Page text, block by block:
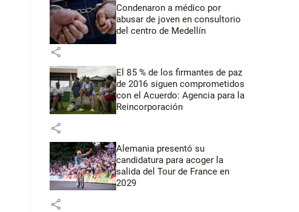
Condenaron a médico por
abusar de joven en consultorio
del centro de Medellín
share
El 85 % de los firmantes de paz
de 2016 siguen comprometidos
con el Acuerdo: Agencia para la
Reincorporación
share
Alemania presentó su
candidatura para acoger la
salida del Tour de France en
2029
share